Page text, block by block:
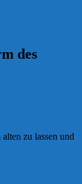
des
zu lassen und